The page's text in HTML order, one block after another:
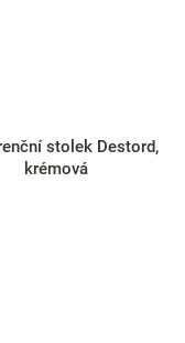
stolek Destord,
krémová